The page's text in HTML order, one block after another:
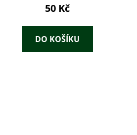
50 Kč
DO KOŠÍKU